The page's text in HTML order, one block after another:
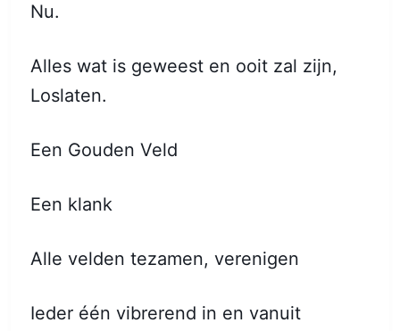
Nu.
Alles wat is geweest en ooit zal zijn,
Loslaten.
Een Gouden Veld
Een klank
Alle velden tezamen, verenigen
Ieder één vibrerend in en vanuit